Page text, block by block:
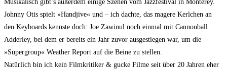
Musi­ka­lisch gibt’s außer­dem eini­ge Sze­nen vom Jazz­fes­ti­val in Mon­terey.
John­ny Otis spielt »Hand­jive« und – ich dach­te, das mage­re Kerl­chen an
den Key­boards kenns­te doch: Joe Zawinul noch ein­mal mit Can­non­ball
Adder­ley, bei dem er bereits ein Jahr zuvor aus­ge­stiegen war, um die
»Super­group« Wea­ther Report auf die Bei­ne zu stellen.
Natür­lich bin ich kein Film­kri­ti­ker & gucke Fil­me seit über 20 Jah­ren eher